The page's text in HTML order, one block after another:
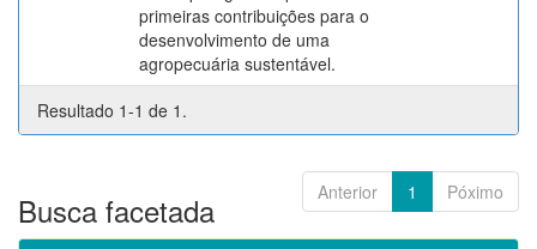
primeiras contribuições para o
desenvolvimento de uma
agropecuária sustentável.
Resultado 1-1 de 1.
Anterior 1 Póximo
Busca facetada